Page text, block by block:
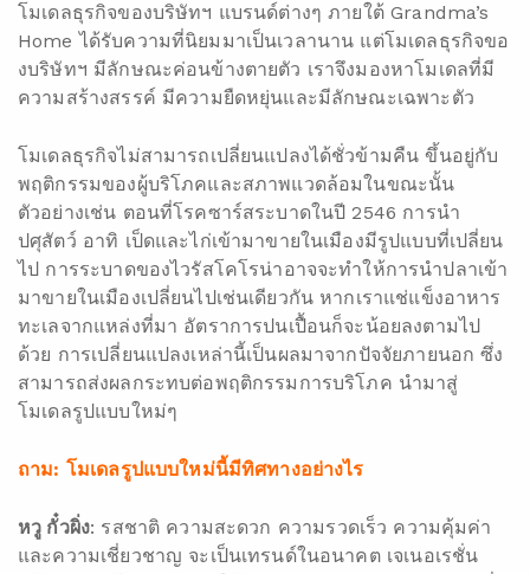
โมเดลธุรกิจของบริษัทฯ แบรนด์ต่างๆ ภายใต้ Grandma’s
Home ได้รับความที่นิยมมาเป็นเวลานาน แต่โมเดลธุรกิจขอ
งบริษัทฯ มีลักษณะค่อนข้างตายตัว เราจึงมองหาโมเดลที่มี
ความสร้างสรรค์ มีความยืดหยุ่นและมีลักษณะเฉพาะตัว
โมเดลธุรกิจไม่สามารถเปลี่ยนแปลงได้ชั่วข้ามคืน ขึ้นอยู่กับ
พฤติกรรมของผู้บริโภคและสภาพแวดล้อมในขณะนั้น
ตัวอย่างเช่น ตอนที่โรคซาร์สระบาดในปี 2546 การนำ
ปศุสัตว์ อาทิ เป็ดและไก่เข้ามาขายในเมืองมีรูปแบบที่เปลี่ยน
ไป การระบาดของไวรัสโคโรน่าอาจจะทำให้การนำปลาเข้า
มาขายในเมืองเปลี่ยนไปเช่นเดียวกัน หากเราแช่แข็งอาหาร
ทะเลจากแหล่งที่มา อัตราการปนเปื้อนก็จะน้อยลงตามไป
ด้วย การเปลี่ยนแปลงเหล่านี้เป็นผลมาจากปัจจัยภายนอก ซึ่ง
สามารถส่งผลกระทบต่อพฤติกรรมการบริโภค นำมาสู่
โมเดลรูปแบบใหม่ๆ
ถาม: โมเดลรูปแบบใหม่นี้มีทิศทางอย่างไร
หวู กั๋วผิ่ง: รสชาติ ความสะดวก ความรวดเร็ว ความคุ้มค่า
และความเชี่ยวชาญ จะเป็นเทรนด์ในอนาคต เจเนอเรชั่น